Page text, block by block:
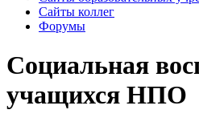
Сайты коллег
Форумы
Социальная
учащихся НПО